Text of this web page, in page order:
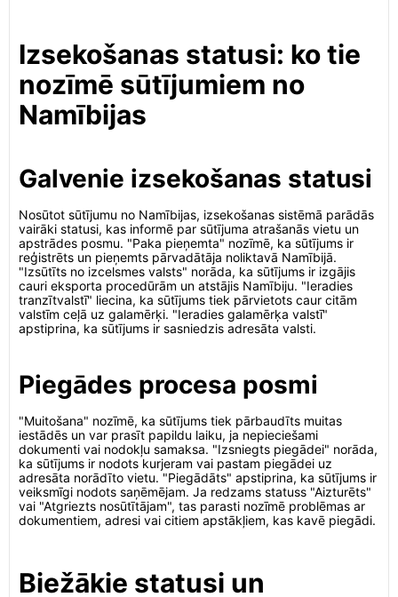
Izsekošanas statusi: ko tie
nozīmē sūtījumiem no
Namībijas
Galvenie izsekošanas statusi
Nosūtot sūtījumu no Namībijas, izsekošanas sistēmā parādās
vairāki statusi, kas informē par sūtījuma atrašanās vietu un
apstrādes posmu. "Paka pieņemta" nozīmē, ka sūtījums ir
reģistrēts un pieņemts pārvadātāja noliktavā Namībijā.
"Izsūtīts no izcelsmes valsts" norāda, ka sūtījums ir izgājis
cauri eksporta procedūrām un atstājis Namībiju. "Ieradies
tranzītvalstī" liecina, ka sūtījums tiek pārvietots caur citām
valstīm ceļā uz galamērķi. "Ieradies galamērķa valstī"
apstiprina, ka sūtījums ir sasniedzis adresāta valsti.
Piegādes procesa posmi
"Muitošana" nozīmē, ka sūtījums tiek pārbaudīts muitas
iestādēs un var prasīt papildu laiku, ja nepieciešami
dokumenti vai nodokļu samaksa. "Izsniegts piegādei" norāda,
ka sūtījums ir nodots kurjeram vai pastam piegādei uz
adresāta norādīto vietu. "Piegādāts" apstiprina, ka sūtījums ir
veiksmīgi nodots saņēmējam. Ja redzams statuss "Aizturēts"
vai "Atgriezts nosūtītājam", tas parasti nozīmē problēmas ar
dokumentiem, adresi vai citiem apstākļiem, kas kavē piegādi.
Biežākie statusi un